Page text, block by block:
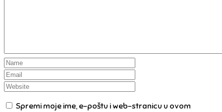
Spremi moje ime, e-poštu i web-stranicu u ovom